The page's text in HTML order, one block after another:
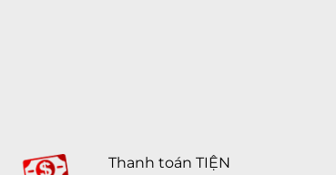
Thanh toán TIỆN